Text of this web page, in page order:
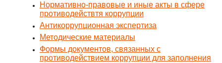
Нормативно-правовые и иные акты в сфере
противодействтя коррупции
Антикоррупционная экспертиза
Методические материалы
Формы документов, связанных с
противодействием коррупции для заполнения